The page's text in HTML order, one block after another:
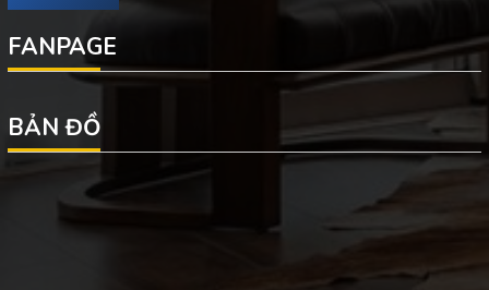
FANPAGE
BẢN ĐỒ